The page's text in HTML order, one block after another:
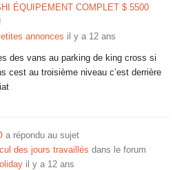
ÉQUIPEMENT COMPLET $ 5500
annonces il y a 12 ans
des vans au parking de king cross si
cest au troisième niveau c’est derrière
a répondu au sujet
des jours travaillés dans le forum
il y a 12 ans